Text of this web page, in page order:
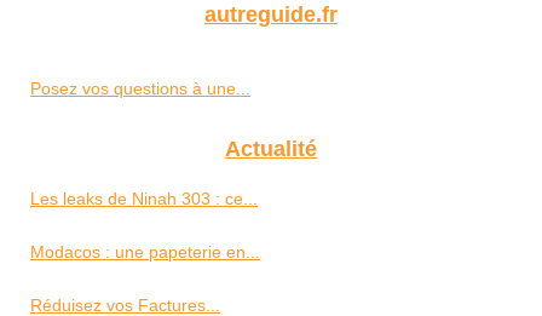
autreguide.fr
Posez vos questions à une...
Actualité
Les leaks de Ninah 303 : ce...
Modacos : une papeterie en...
Réduisez vos Factures...